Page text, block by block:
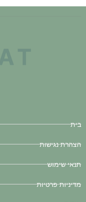
בית
הצהרת נגישות
תנאי שימוש
מדיניות פרטיות